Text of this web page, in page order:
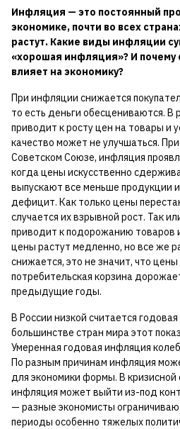
Инфляция — это постоянный
экономике, почти во всех
растут. Какие виды инфляции
«хорошая инфляция»? И
влияет на экономику?
При инфляции снижается
то есть деньги обесцениваются. В
приводит к росту цен на товары и
качество может не улучшаться.
Советском Союзе, инфляция
когда цены искусственно
выпускают все меньше продукции
дефицит. Как только цены
случается их взрывной рост. Так
приводит к подорожанию товаров
цены растут медленно, но все же
снижается, это не значит, что
потребительская корзина
предыдущие годы.
В России низкой считается
большинстве стран мира этот
Умеренная годовая инфляция
По разным причинам инфляция
для экономики формы. В кризисной
инфляция может выйти из-под
— разные экономисты
периоды особенно тяжелых